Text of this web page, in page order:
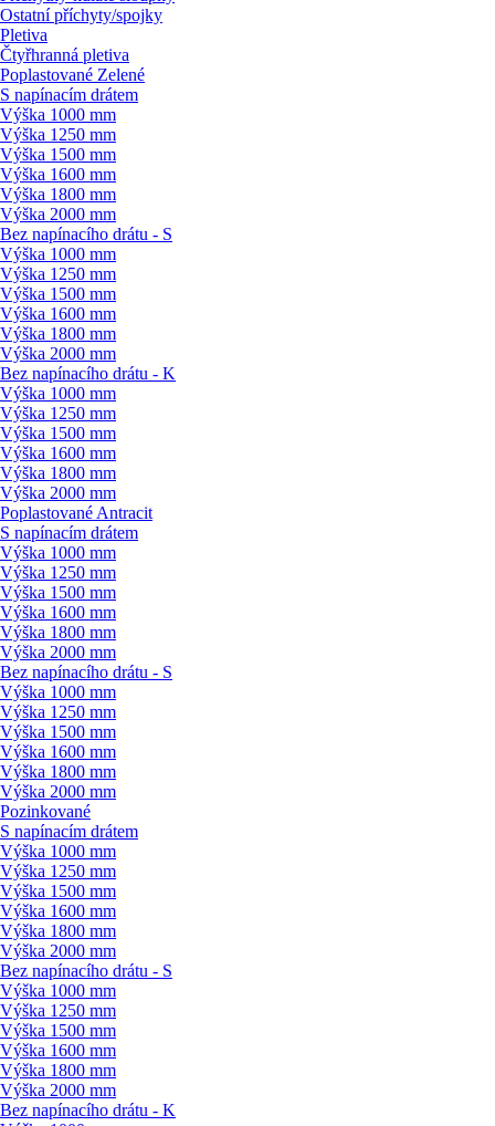
Ostatní příchyty/spojky
Pletiva
Čtyřhranná pletiva
Poplastované Zelené
S napínacím drátem
Výška 1000 mm
Výška 1250 mm
Výška 1500 mm
Výška 1600 mm
Výška 1800 mm
Výška 2000 mm
Bez napínacího drátu - S
Výška 1000 mm
Výška 1250 mm
Výška 1500 mm
Výška 1600 mm
Výška 1800 mm
Výška 2000 mm
Bez napínacího drátu - K
Výška 1000 mm
Výška 1250 mm
Výška 1500 mm
Výška 1600 mm
Výška 1800 mm
Výška 2000 mm
Poplastované Antracit
S napínacím drátem
Výška 1000 mm
Výška 1250 mm
Výška 1500 mm
Výška 1600 mm
Výška 1800 mm
Výška 2000 mm
Bez napínacího drátu - S
Výška 1000 mm
Výška 1250 mm
Výška 1500 mm
Výška 1600 mm
Výška 1800 mm
Výška 2000 mm
Pozinkované
S napínacím drátem
Výška 1000 mm
Výška 1250 mm
Výška 1500 mm
Výška 1600 mm
Výška 1800 mm
Výška 2000 mm
Bez napínacího drátu - S
Výška 1000 mm
Výška 1250 mm
Výška 1500 mm
Výška 1600 mm
Výška 1800 mm
Výška 2000 mm
Bez napínacího drátu - K